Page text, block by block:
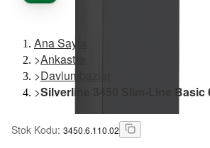
Ana Sayfa
>Ankastre
>Davlumbazlar
>Silverline 3450 Slim-Line
Stok Kodu: 3450.6.110.02